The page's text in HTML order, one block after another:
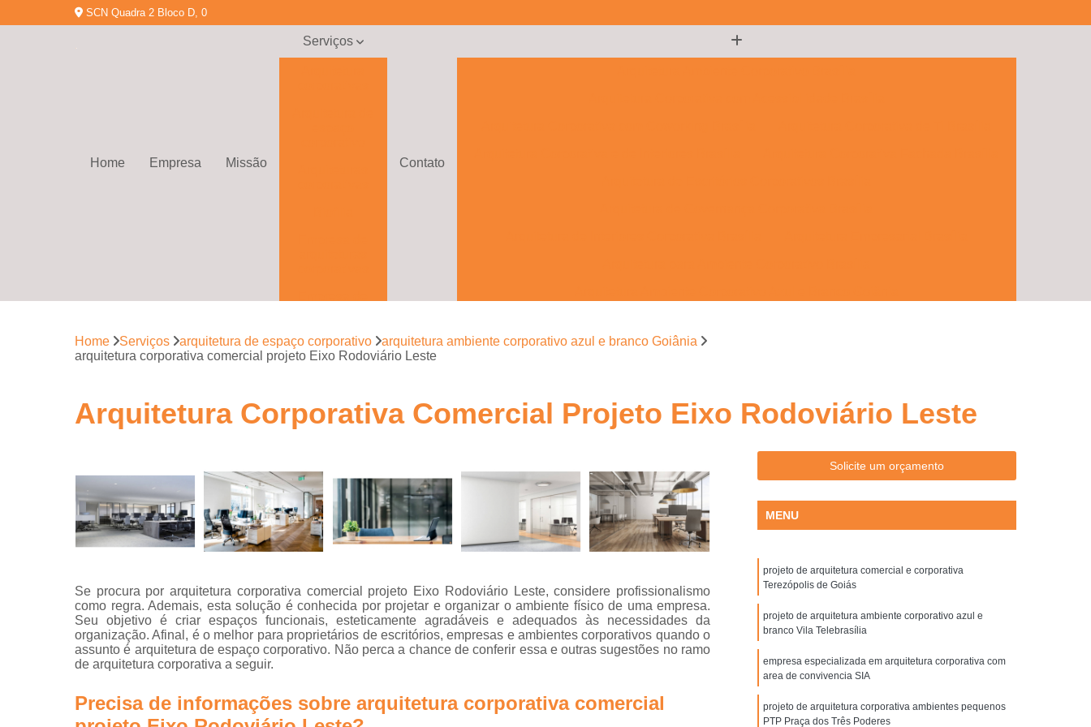
SCN Quadra 2 Bloco D, 0
Home Empresa Missão
Serviços
Empresa de
Gerenciamento
de obra
Neuro
arquitetura
Projeto de
escritório
Projeto turn
key
Projetos
arquitetura
Contato
Arquitetura com Drama Hall Corporativo Goiânia
Arquitetura Corporativa Acustica Goiânia
Arquitetura Corporativa Ambientes Pequenos Goiânia
Arquitetura Corporativa com Area de Convivencia Goiânia
Arquitetura Corporativa Comercial Goiânia
Arquitetura Corporativa de Escritório Goiânia
Arquitetura Corporativa Estilo Industrial Goiânia
Arquitetura Corporativa Estilo Modernista Goiânia
Arquitetura Corporativa
Arquitetura Corporativa em Brasília
Arquitetura Corporativa em Goiânia
Arquitetura Corporativo
Arquitetura Decoração Corporativa
Arquitetura Design Corporativo
Arquitetura e Construção Corporativa
Projeto Corporativo Arquitetura
Projetos de Arquitetura Corporativa
Arquitetura Biofilia
Biofilia Arquitetura
Home Serviços arquitetura de espaço corporativo
arquitetura ambiente corporativo azul e branco Goiânia
arquitetura corporativa comercial projeto Eixo Rodoviário Leste
Arquitetura Corporativa Comercial Projeto Eixo Rodoviário Leste
Se procura por arquitetura corporativa comercial projeto Eixo Rodoviário Leste, considere profissionalismo
como regra. Ademais, esta solução é conhecida por projetar e organizar o ambiente físico de uma empresa.
Seu objetivo é criar espaços funcionais, esteticamente agradáveis e adequados às necessidades da
organização. Afinal, é o melhor para proprietários de escritórios, empresas e ambientes corporativos quando o
assunto é arquitetura de espaço corporativo. Não perca a chance de conferir essa e outras sugestões no ramo
de arquitetura corporativa a seguir.
Precisa de informações sobre arquitetura corporativa comercial
Solicite um orçamento
MENU
projeto de arquitetura comercial e corporativa
Terezópolis de Goiás
projeto de arquitetura ambiente corporativo azul e
branco Vila Telebrasília
empresa especializada em arquitetura corporativa com
area de convivencia SIA
projeto de arquitetura corporativa ambientes pequenos
PTP Praça dos Três Poderes